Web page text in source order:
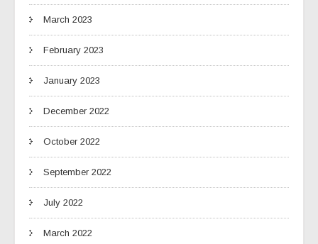
March 2023
February 2023
January 2023
December 2022
October 2022
September 2022
July 2022
March 2022